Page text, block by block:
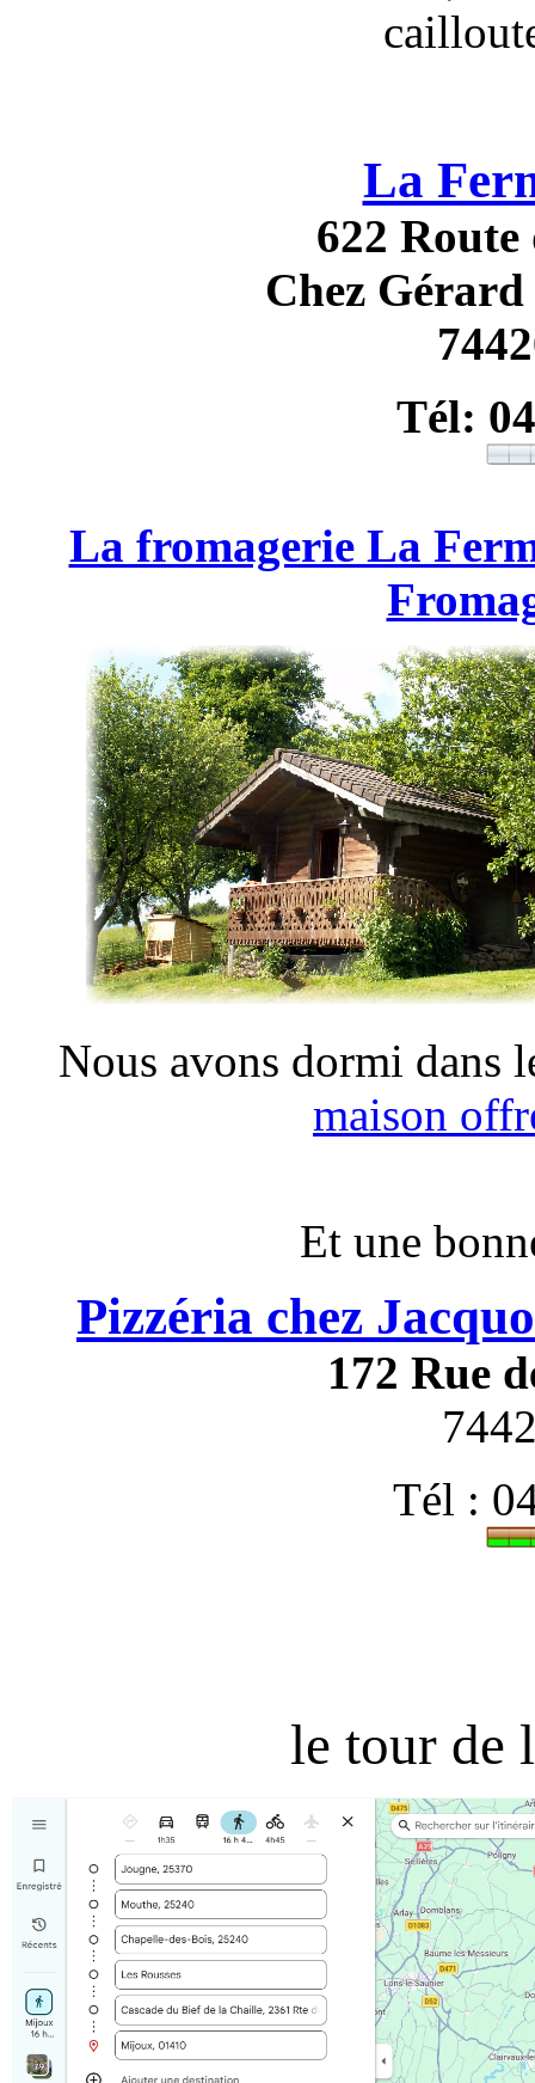
La
622
Chez
Tél:
La fromagerie La
Nous avons dormi dans
maison
Et une
Pizzéria chez
172 Rue
Tél :
le tour de